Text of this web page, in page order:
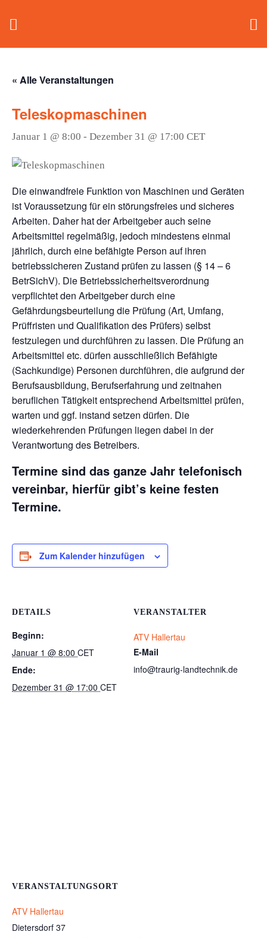
« Alle Veranstaltungen
Teleskopmaschinen
Januar 1 @ 8:00 - Dezember 31 @ 17:00 CET
Die einwandfreie Funktion von Maschinen und Geräten
ist Voraussetzung für ein störungsfreies und sicheres
Arbeiten. Daher hat der Arbeitgeber auch seine
Arbeitsmittel regelmäßig, jedoch mindestens einmal
jährlich, durch eine befähigte Person auf ihren
betriebssicheren Zustand prüfen zu lassen (§ 14 – 6
BetrSichV). Die Betriebssicherheitsverordnung
verpflichtet den Arbeitgeber durch eine
Gefährdungsbeurteilung die Prüfung (Art, Umfang,
Prüffristen und Qualifikation des Prüfers) selbst
festzulegen und durchführen zu lassen. Die Prüfung an
Arbeitsmittel etc. dürfen ausschließlich Befähigte
(Sachkundige) Personen durchführen, die aufgrund der
Berufsausbildung, Berufserfahrung und zeitnahen
beruflichen Tätigkeit entsprechend Arbeitsmittel prüfen,
warten und ggf. instand setzen dürfen. Die
wiederkehrenden Prüfungen liegen dabei in der
Verantwortung des Betreibers.
Termine sind das ganze Jahr telefonisch
vereinbar, hierfür gibt’s keine festen
Termine.
Zum Kalender hinzufügen
DETAILS
Beginn:
Januar 1 @ 8:00 CET
Ende:
Dezember 31 @ 17:00 CET
VERANSTALTER
ATV Hallertau
E-Mail
info@traurig-landtechnik.de
VERANSTALTUNGSORT
ATV Hallertau
Dietersdorf 37